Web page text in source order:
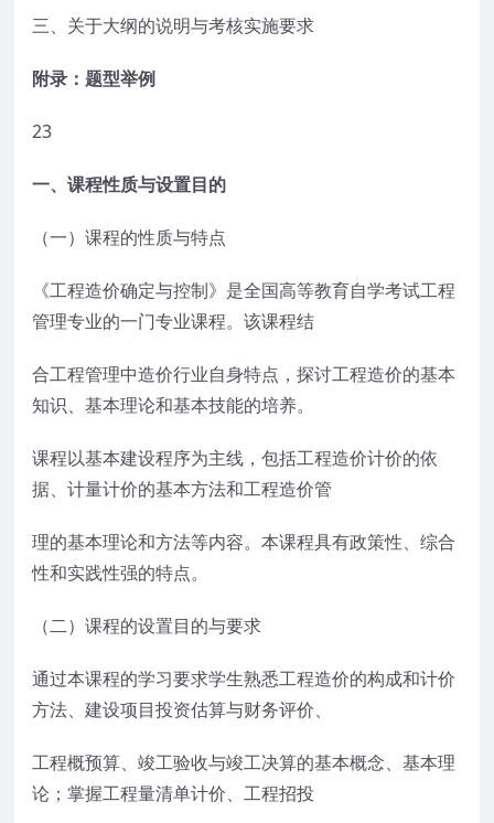
三、关于大纲的说明与考核实施要求
附录：题型举例
23
一、课程性质与设置目的
（一）课程的性质与特点
《工程造价确定与控制》是全国高等教育自学考试工程
管理专业的一门专业课程。该课程结
合工程管理中造价行业自身特点，探讨工程造价的基本
知识、基本理论和基本技能的培养。
课程以基本建设程序为主线，包括工程造价计价的依
据、计量计价的基本方法和工程造价管
理的基本理论和方法等内容。本课程具有政策性、综合
性和实践性强的特点。
（二）课程的设置目的与要求
通过本课程的学习要求学生熟悉工程造价的构成和计价
方法、建设项目投资估算与财务评价、
工程概预算、竣工验收与竣工决算的基本概念、基本理
论；掌握工程量清单计价、工程招投